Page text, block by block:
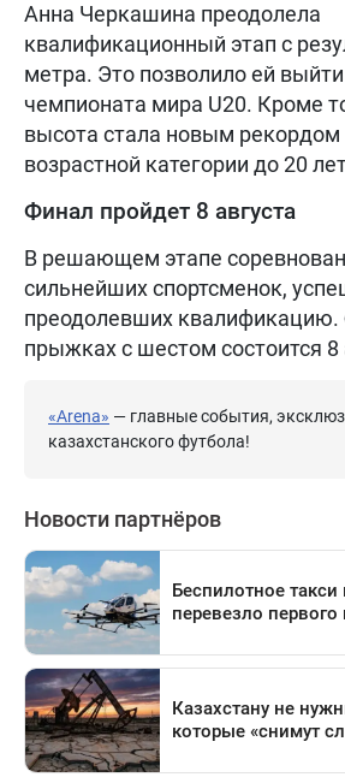
Анна Черкашина преодолела
квалификационный этап с
метра. Это позволило ей
чемпионата мира U20. Кроме
высота стала новым рекордом
возрастной категории до 20
Финал пройдет 8 августа
В решающем этапе
сильнейших спортсменок,
преодолевших квалификацию.
прыжках с шестом состоится 8
«Arena» — главные события,
казахстанского футбола!